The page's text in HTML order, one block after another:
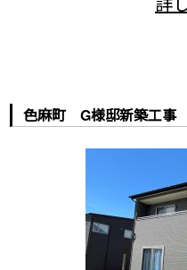
色麻町 G様邸新築工事